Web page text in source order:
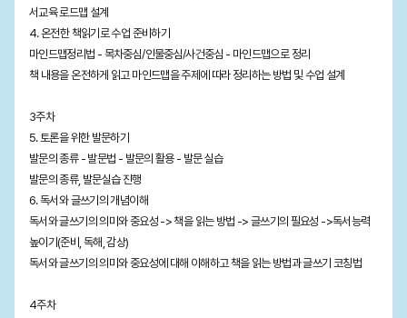
서교육 로드맵 설계
4. 온전한 책읽기로 수업 준비하기
마인드맵정리법 - 목차중심/인물중심/사건중심 - 마인드맵으로 정리
책 내용을 온전하게 읽고 마인드맵을 주제에 따라 정리하는 방법 및 수업 설계
3주차
5. 토론을 위한 발문하기
발문의 종류 - 발문법 - 발문의 활용 - 발문 실습
발문의 종류, 발문실습 진행
6. 독서와 글쓰기의 개념이해
독서와 글쓰기의 의미와 중요성 -> 책을 읽는 방법 -> 글쓰기의 필요성 ->독서능력
높이기(준비, 독해, 감상)
독서와 글쓰기의 의미와 중요성에 대해 이해하고 책을 읽는 방법과 글쓰기 코칭법
4주차